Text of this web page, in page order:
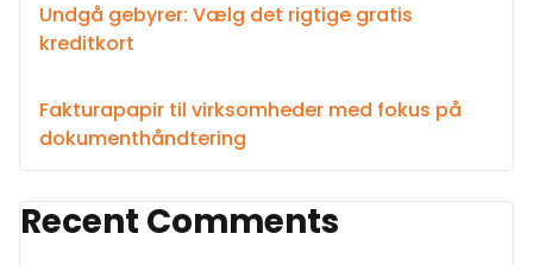
Undgå gebyrer: Vælg det rigtige gratis
kreditkort
Fakturapapir til virksomheder med fokus på
dokumenthåndtering
Recent Comments